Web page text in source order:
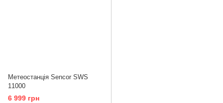
Метеостанція Sencor SWS
11000
6 999 грн